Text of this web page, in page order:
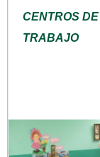
CENTROS
TRABAJO